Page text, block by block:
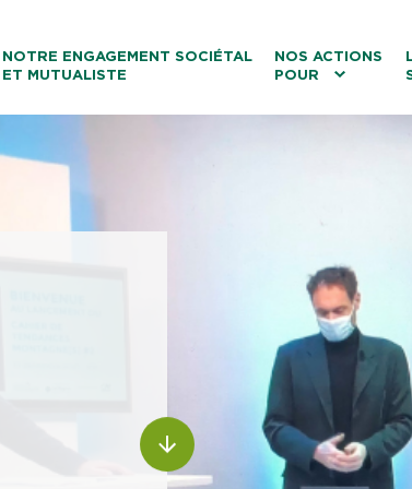
NOTRE ENGAGEMENT SOCIÉTAL
ET MUTUALISTE
NOS ACTIONS
POUR